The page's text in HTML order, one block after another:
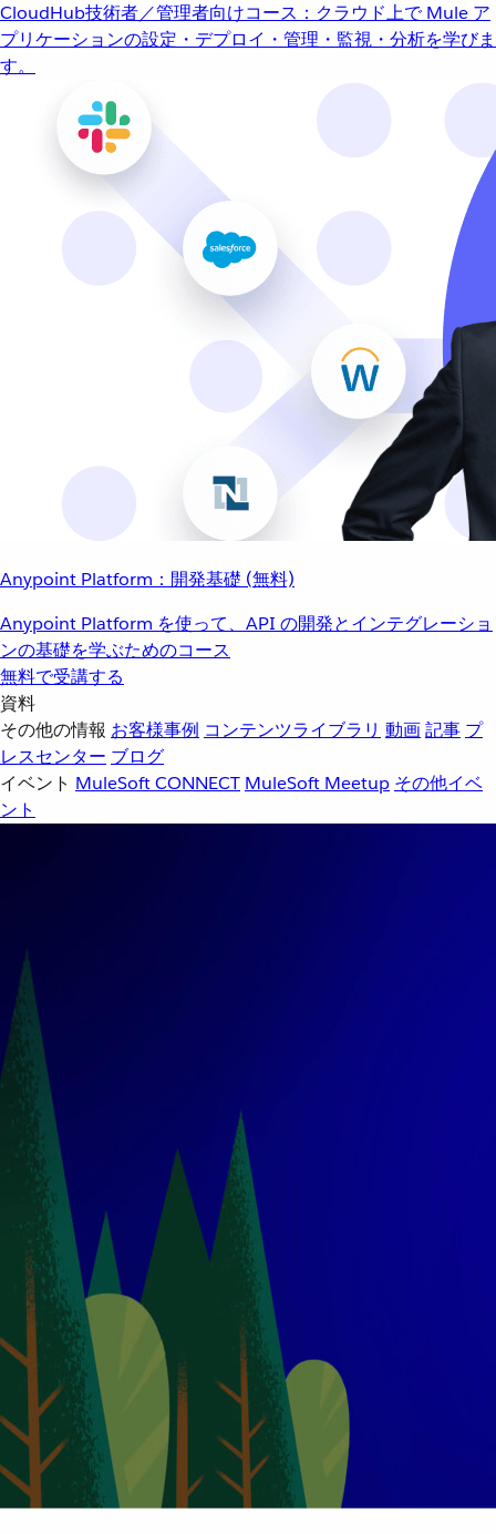
CloudHub技術者／管理者向けコース：クラウド上で Mule ア
プリケーションの設定・デプロイ・管理・監視・分析を学びま
す。
Anypoint Platform：開発基礎 (無料)
Anypoint Platform を使って、API の開発とインテグレーショ
ンの基礎を学ぶためのコース
無料で受講する
資料
その他の情報 お客様事例 コンテンツライブラリ 動画記事 プ
レスセンター ブログ
イベント MuleSoft CONNECT MuleSoft Meetup その他イベ
ント